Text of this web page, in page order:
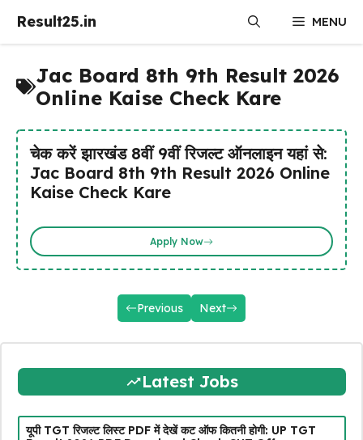
Result25.in MENU
Jac Board 8th 9th Result 2026
Online Kaise Check Kare
चेक करें झारखंड 8वीं 9वीं रिजल्ट ऑनलाइन यहां से:
Jac Board 8th 9th Result 2026 Online
Kaise Check Kare
Apply Now
Previous Next
Latest Jobs
यूपी TGT रिजल्ट लिस्ट PDF में देखें कट ऑफ कितनी होगी: UP TGT